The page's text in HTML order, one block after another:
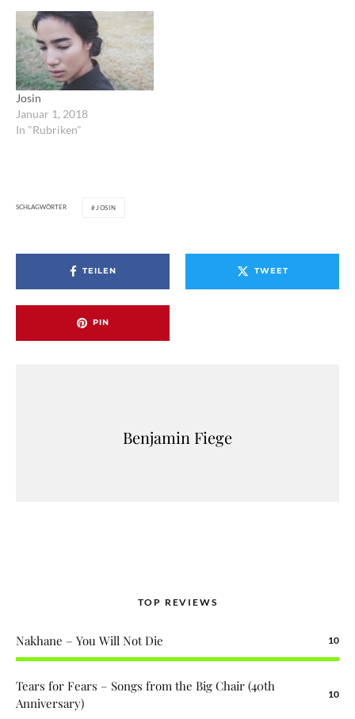
Josin
Januar 1, 2018
In "Rubriken"
SCHLAGWÖRTER JOSIN
TEILEN TWEET
PIN
Benjamin Fiege
TOP REVIEWS
Nakhane – You Will Not Die 10
Tears for Fears – Songs from the Big Chair (40th
Anniversary)
10